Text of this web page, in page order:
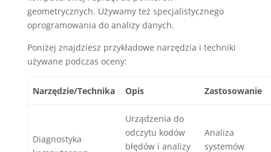
geometrycznych. Używamy też specjalistycznego
oprogramowania do analizy danych.
Poniżej znajdziesz przykładowe narzędzia i techniki
używane podczas oceny:
Narzędzie/Technika Opis Zastosowanie
Diagnostyka
Urządzenia do
odczytu kodów
błędów i analizy
Analiza
systemów